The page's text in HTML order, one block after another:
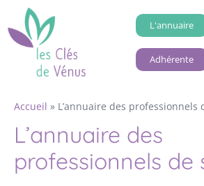
L'annuaire
Adhérente
Accueil » L’annuaire des professionnels
L’annuaire des
professionnels de